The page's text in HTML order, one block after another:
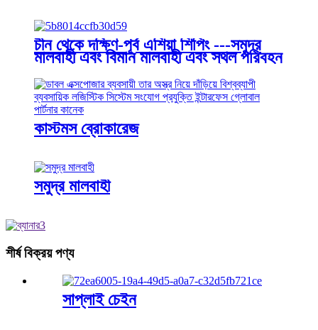
চীন থেকে দক্ষিণ-পূর্ব এশিয়া শিপিং ---সমুদ্র
মালবাহী এবং বিমান মালবাহী এবং স্থল পরিবহন
কাস্টমস ব্রোকারেজ
সমুদ্র মালবাহী
শীর্ষ বিক্রয় পণ্য
সাপ্লাই চেইন